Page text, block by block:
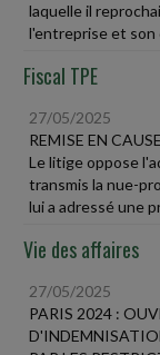
laquelle il
l'entreprise et son
Fiscal TPE
27/05/2025
REMISE EN
Le litige oppose
transmis la nue-
lui a adressé une
Vie des affaires
27/05/2025
PARIS 2024 :